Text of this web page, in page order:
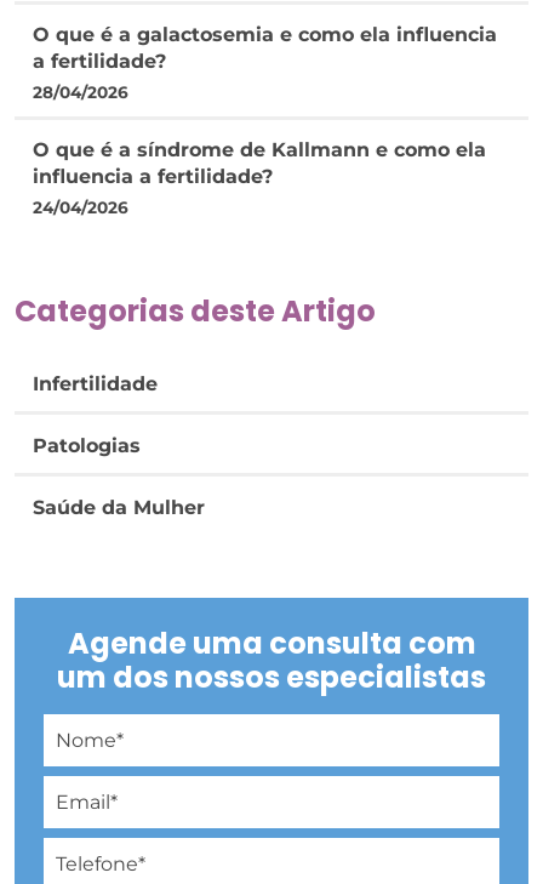
O que é a galactosemia e como ela influencia
a fertilidade?
28/04/2026
O que é a síndrome de Kallmann e como ela
influencia a fertilidade?
24/04/2026
Categorias deste Artigo
Infertilidade
Patologias
Saúde da Mulher
Agende uma consulta com
um dos nossos especialistas